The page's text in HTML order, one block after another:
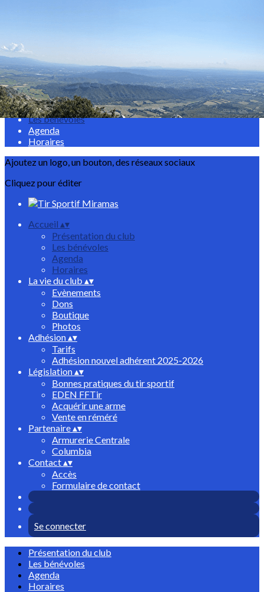
Menu
<
>
Présentation du club
Les bénévoles
Agenda
Horaires
Ajoutez un logo, un bouton, des réseaux sociaux
Cliquez pour éditer
Accueil ▴▾
Présentation du club
Les bénévoles
Agenda
Horaires
La vie du club ▴▾
Evènements
Dons
Boutique
Photos
Adhésion▴▾
Tarifs
Adhésion nouvel adhérent 2025-2026
Législation▴▾
Bonnes pratiques du tir sportif
EDEN FFTir
Acquérir une arme
Vente en réméré
Partenaire▴▾
Armurerie Centrale
Columbia
Contact▴▾
Accès
Formulaire de contact
Se connecter
Présentation du club
Les bénévoles
Agenda
Horaires